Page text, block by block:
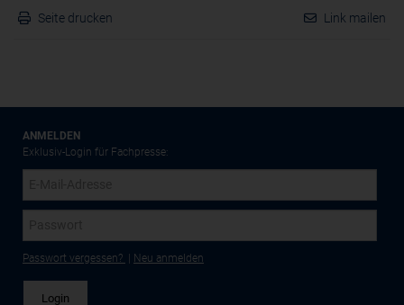
Seite drucken Link mailen
ANMELDEN
Exklusiv-Login für Fachpresse:
Passwort vergessen? Neu anmelden